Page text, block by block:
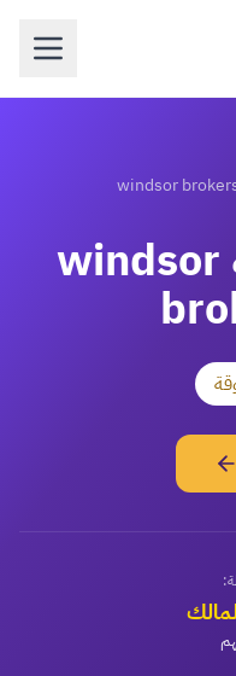
تقييم شركة windsor